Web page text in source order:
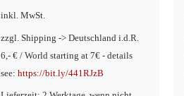
inkl. MwSt.
zzgl. Shipping -> Deutschland i.d.R.
6,- € / World starting at 7€ - details
see: https://bit.ly/441RJzB